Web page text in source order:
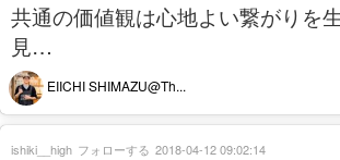
共通の価値観は心地よい繋がりを
見…
EIICHI SHIMAZU@Th...
ishiki__high フォローする 2018-04-12 09:02:14